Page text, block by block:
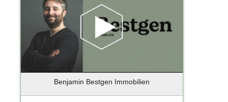
Benjamin Bestgen Immobilien